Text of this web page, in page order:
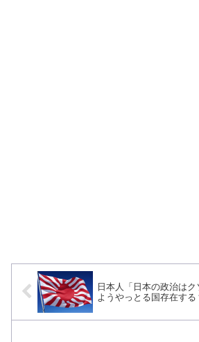
日本人「日本の政治は
ようやっとる国存在する